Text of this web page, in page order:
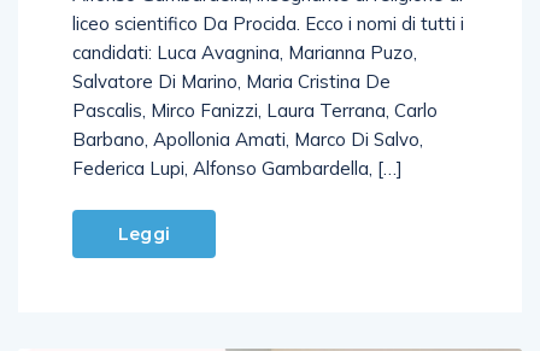
Alfonso Gambardella, insegnante di religione al
liceo scientifico Da Procida. Ecco i nomi di tutti i
candidati: Luca Avagnina, Marianna Puzo,
Salvatore Di Marino, Maria Cristina De
Pascalis, Mirco Fanizzi, Laura Terrana, Carlo
Barbano, Apollonia Amati, Marco Di Salvo,
Leggi